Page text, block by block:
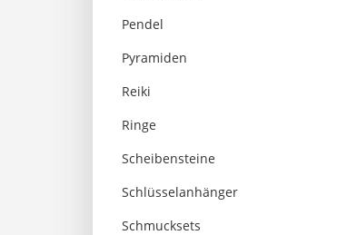
Pendel
Pyramiden
Reiki
Ringe
Scheibensteine
Schlüsselanhänger
Schmucksets